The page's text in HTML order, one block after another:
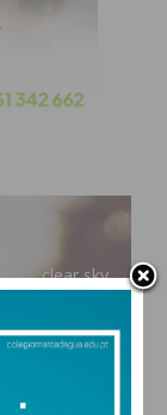
clear sky
19 • MIN 19